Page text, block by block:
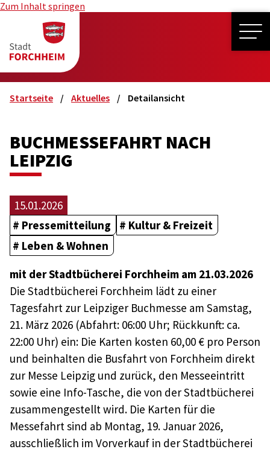
Zum Inhalt springen
Startseite Aktuelles Detailansicht
BUCHMESSEFAHRT NACH
LEIPZIG
15.01.2026
Pressemitteilung
Kultur & Freizeit
Leben & Wohnen
mit der Stadtbücherei Forchheim am 21.03.2026
Die Stadtbücherei Forchheim lädt zu einer
Tagesfahrt zur Leipziger Buchmesse am Samstag,
21. März 2026 (Abfahrt: 06:00 Uhr; Rückkunft: ca.
22:00 Uhr) ein: Die Karten kosten 60,00 € pro Person
und beinhalten die Busfahrt von Forchheim direkt
zur Messe Leipzig und zurück, den Messeeintritt
sowie eine Info-Tasche, die von der Stadtbücherei
zusammengestellt wird. Die Karten für die
Messefahrt sind ab Montag, 19. Januar 2026,
ausschließlich im Vorverkauf in der Stadtbücherei